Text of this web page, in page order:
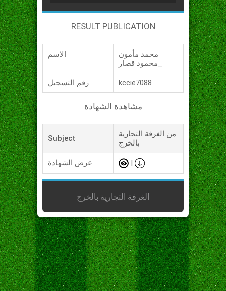
RESULT PUBLICATION
الاسم
محمد مأمون
رقم التسجيل kccie7088
مشاهدة الشهادة
Subject
من الغرفة التجارية
بالخرج
عرض الشهادة
الغرفة التجارية بالخرج